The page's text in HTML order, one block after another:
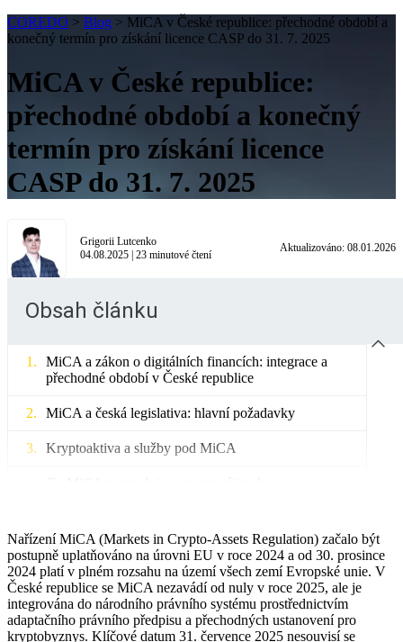
COREDO > Blog > MiCA v České republice: přechodné období a
konečný termín pro získání licence CASP do 31. 7. 2025
MiCA v České republice:
přechodné období a konečný
termín pro získání licence
CASP do 31. 7. 2025
Grigorii Lutcenko
04.08.2025 | 23 minutové čtení
Aktualizováno: 08.01.2026
Obsah článku
MiCA a zákon o digitálních financích: integrace a
přechodné období v České republice
MiCA a česká legislativa: hlavní požadavky
Kryptoaktiva a služby pod MiCA
2025
Jak získat licenci CASP podle MiCA
Požadavky na IT infrastrukturu CASP
Nařízení MiCA (Markets in Crypto-Assets Regulation) začalo být
postupně uplatňováno na úrovni EU v roce 2024 a od 30. prosince
2024 platí v plném rozsahu na území všech zemí Evropské unie. V
České republice se MiCA nezavádí od nuly v roce 2025, ale je
integrována do národního právního systému prostřednictvím
adaptačního právního předpisu a přechodných ustanovení pro
kryptobyznys. Klíčové datum 31. července 2025 nesouvisí se